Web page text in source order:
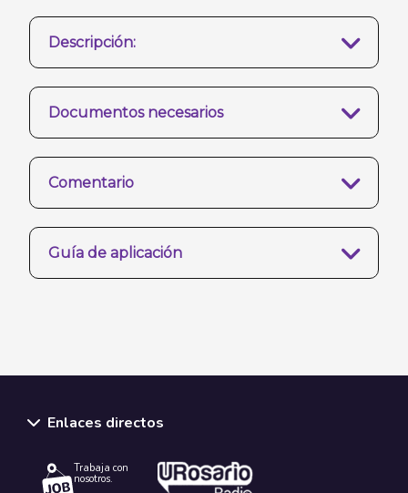
Descripción:
Documentos necesarios
Comentario
Guía de aplicación
Enlaces directos
Trabaja con
nosotros.